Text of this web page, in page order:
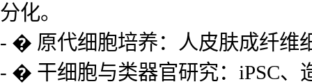
分化。
- � 原代细胞培养：人皮肤成纤维
- � 干细胞与类器官研究：iPSC、